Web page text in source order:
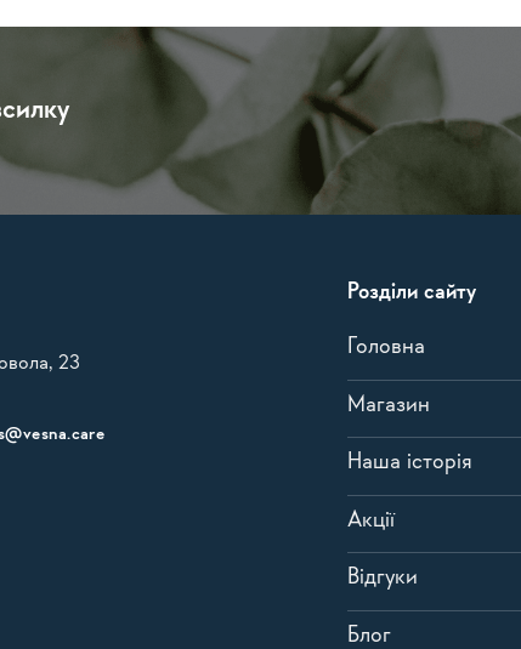
23
Розділи сайту
Головна
Магазин
Наша історія
Акції
Відгуки
Блог